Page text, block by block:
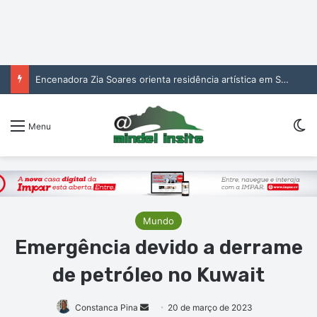
Encenadora Zia Soares orienta residência artística em São Vicente
Menu
Mundo
Emergência devido a derrame
de petróleo no Kuwait
Constanca Pina
Mande20 de março de 2023